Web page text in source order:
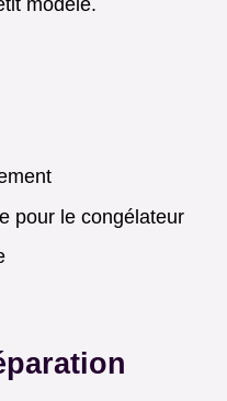
modèle.
pour le congélateur